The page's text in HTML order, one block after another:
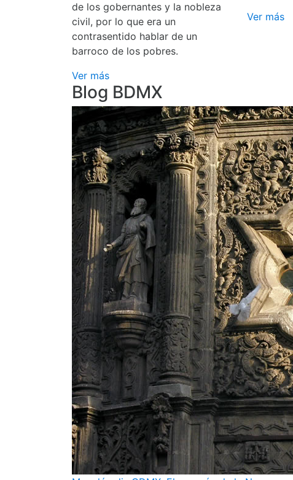
de los gobernantes y la nobleza
civil, por lo que era un
contrasentido hablar de un
barroco de los pobres.
Ver más
Ver más
Blog BDMX